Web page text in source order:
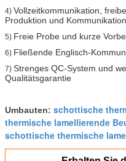
4) Vollzeitkommunikation,
Produktion und
5) Freie Probe und kurze
6) Fließende Englisch-
7) Strenges QC-System und
Qualitätsgarantie
Umbauten: schottische
thermische lamellierende
schottische thermische